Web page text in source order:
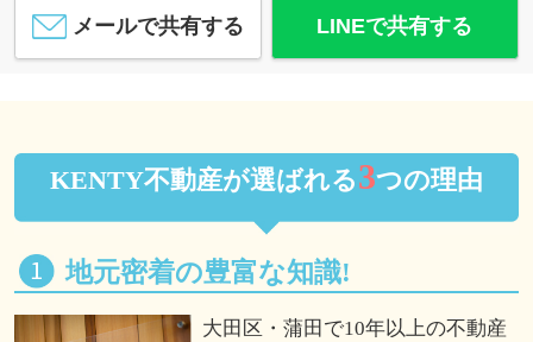
メールで共有する LINEで共有する
KENTY不動産が選ばれる3つの理由
地元密着の豊富な知識!
大田区・蒲田で10年以上の不動産